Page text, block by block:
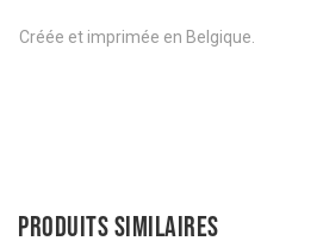
Créée et imprimée en Belgique.
Produits similaires